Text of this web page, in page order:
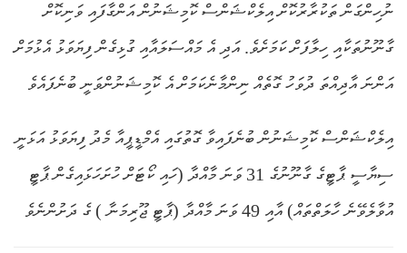
ނުހިންގަން ތަކުރާރުކޮށް އިލެކްޝަންސް ކޮމިޝަނުން އަންގާފައި ވަނިކޮށް
ގާނޫނުތަކާއި ހިލާފަށް ކަމަށެވެ. އަދި އެ މައްސަލައާއި ގުޅިގެން ފިޔަވަޅު އެޅުމަށް
އަންނަ އާދިއްތަ ދުވަހު ގޮތެއް ނިންމާނެކަމަށް އެ ކޮމިޝަނުންވަނީ ބުނެފައެވެ
އިލެކްޝަންސް ކޮމިޝަނުން ބުނެފައިވާ ގޮތުގައި އެމްޑީޕީއާ މެދު ފިޔަވަޅު އަޅަނީ
ސިޔާސީ ޕާޓީގެ ގާނޫނުގެ 31 ވަނަ މާއްދާ (ހައި ކޯޓަށް ހުށަހަޅައިގެން ޕާޓީ
އުވާލެވޭނެ ހާލަތްތައް) އާއި 49 ވަނަ މާއްދާ (ޕާޓީ ޖޫރިމަނާ ) ގެ ދަށުންނެވެ